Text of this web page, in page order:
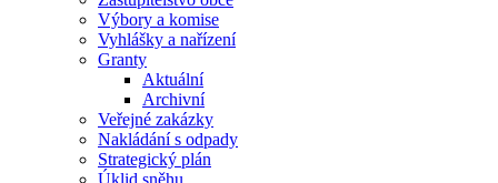
Výbory a komise
Vyhlášky a nařízení
Granty
Aktuální
Archivní
Veřejné zakázky
Nakládání s odpady
Strategický plán
Úklid sněhu